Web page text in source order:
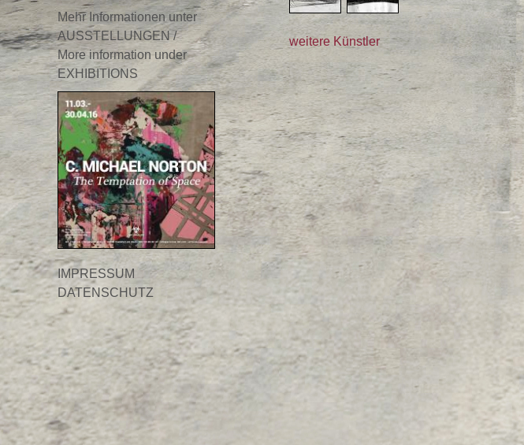
Mehr Informationen unter
AUSSTELLUNGEN /
More information under
EXHIBITIONS
IMPRESSUM
DATENSCHUTZ
weitere Künstler